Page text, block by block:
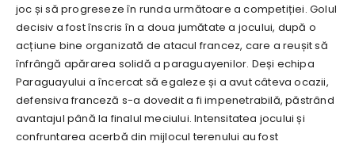
joc și să progreseze în runda următoare a competiției. Golul
decisiv a fost înscris în a doua jumătate a jocului, după o
acțiune bine organizată de atacul francez, care a reușit să
înfrângă apărarea solidă a paraguayenilor. Deși echipa
Paraguayului a încercat să egaleze și a avut câteva ocazii,
defensiva franceză s-a dovedit a fi impenetrabilă, păstrând
avantajul până la finalul meciului. Intensitatea jocului și
confruntarea acerbă din mijlocul terenului au fost